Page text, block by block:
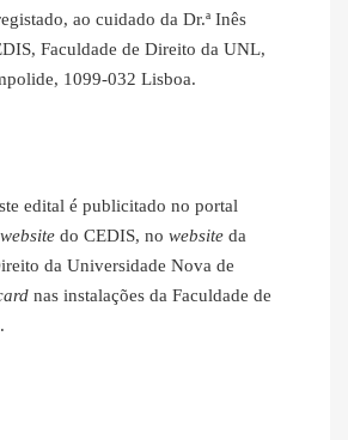
ao cuidado da Dr.ª Inês
Faculdade de Direito da UNL,
1099-032 Lisboa.
edital é publicitado no portal
website do CEDIS, no website da
da Universidade Nova de
nas instalações da Faculdade de